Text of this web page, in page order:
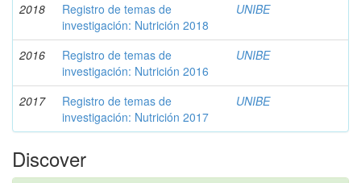
2018
Registro de temas de
investigación: Nutrición 2018
UNIBE
2016
Registro de temas de
investigación: Nutrición 2016
UNIBE
2017
Registro de temas de
investigación: Nutrición 2017
UNIBE
Discover